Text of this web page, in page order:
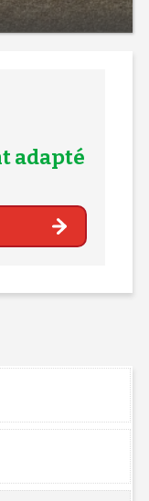
adapté